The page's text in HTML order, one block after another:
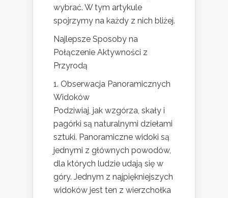
wybrać. W tym artykule
spojrzymy na każdy z nich bliżej.
Najlepsze Sposoby na
Połączenie Aktywności z
Przyrodą
1. Obserwacja Panoramicznych
Widoków
Podziwiaj, jak wzgórza, skały i
pagórki są naturalnymi dziełami
sztuki. Panoramiczne widoki są
jednymi z głównych powodów,
dla których ludzie udają się w
góry. Jednym z najpiękniejszych
widoków jest ten z wierzchołka